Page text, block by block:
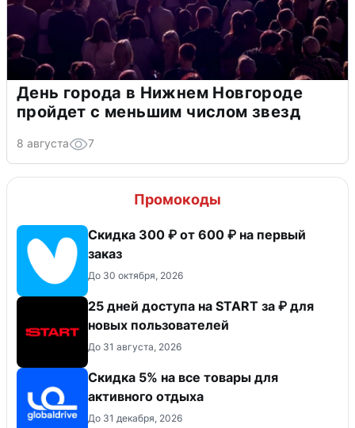
День города в Нижнем Новгороде
пройдет с меньшим числом звезд
8 августа 7
Промокоды
Скидка 300 ₽ от 600 ₽ на первый
заказ
До 30 октября, 2026
25 дней доступа на START за ₽ для
новых пользователей
До 31 августа, 2026
Скидка 5% на все товары для
активного отдыха
До 31 декабря, 2026